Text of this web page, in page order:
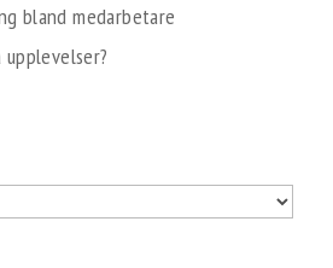
bland medarbetare
upplevelser?